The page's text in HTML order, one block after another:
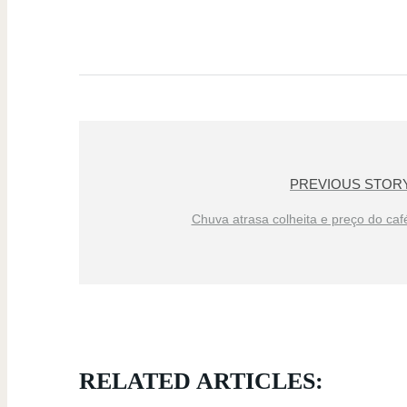
PREVIOUS
Chuva atrasa colheita e preço do
RELATED ARTICLES: